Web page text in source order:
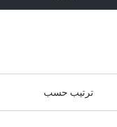
ترتيب حسب